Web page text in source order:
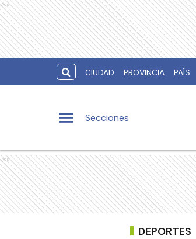
Ads
CIUDAD PROVINCIA PAÍS
Secciones
Ads
DEPORTES